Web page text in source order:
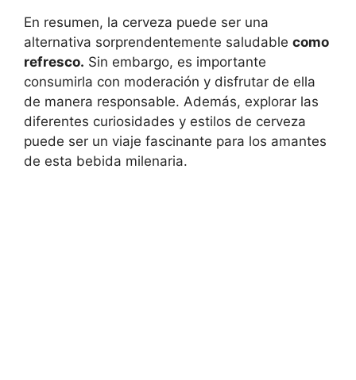
En resumen, la cerveza puede ser una
alternativa sorprendentemente saludable como
refresco. Sin embargo, es importante
consumirla con moderación y disfrutar de ella
de manera responsable. Además, explorar las
diferentes curiosidades y estilos de cerveza
puede ser un viaje fascinante para los amantes
de esta bebida milenaria.